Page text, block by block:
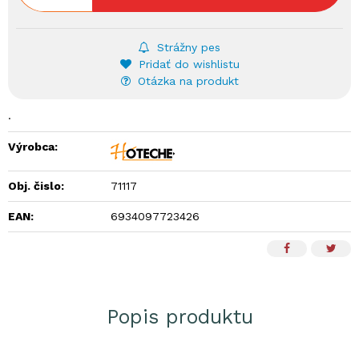
Strážny pes
Pridať do wishlistu
Otázka na produkt
.
Výrobca:
Obj. čislo: 71117
EAN: 6934097723426
Popis produktu